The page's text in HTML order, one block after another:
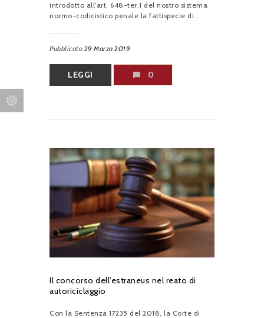
introdotto all’art. 648-ter.1 del nostro sistema
normo-codicistico penale la fattispecie di...
Pubblicato 29 Marzo 2019
LEGGI 0
Il concorso dell’estraneus nel reato di
autoriciclaggio
Con la Sentenza 17235 del 2018, la Corte di